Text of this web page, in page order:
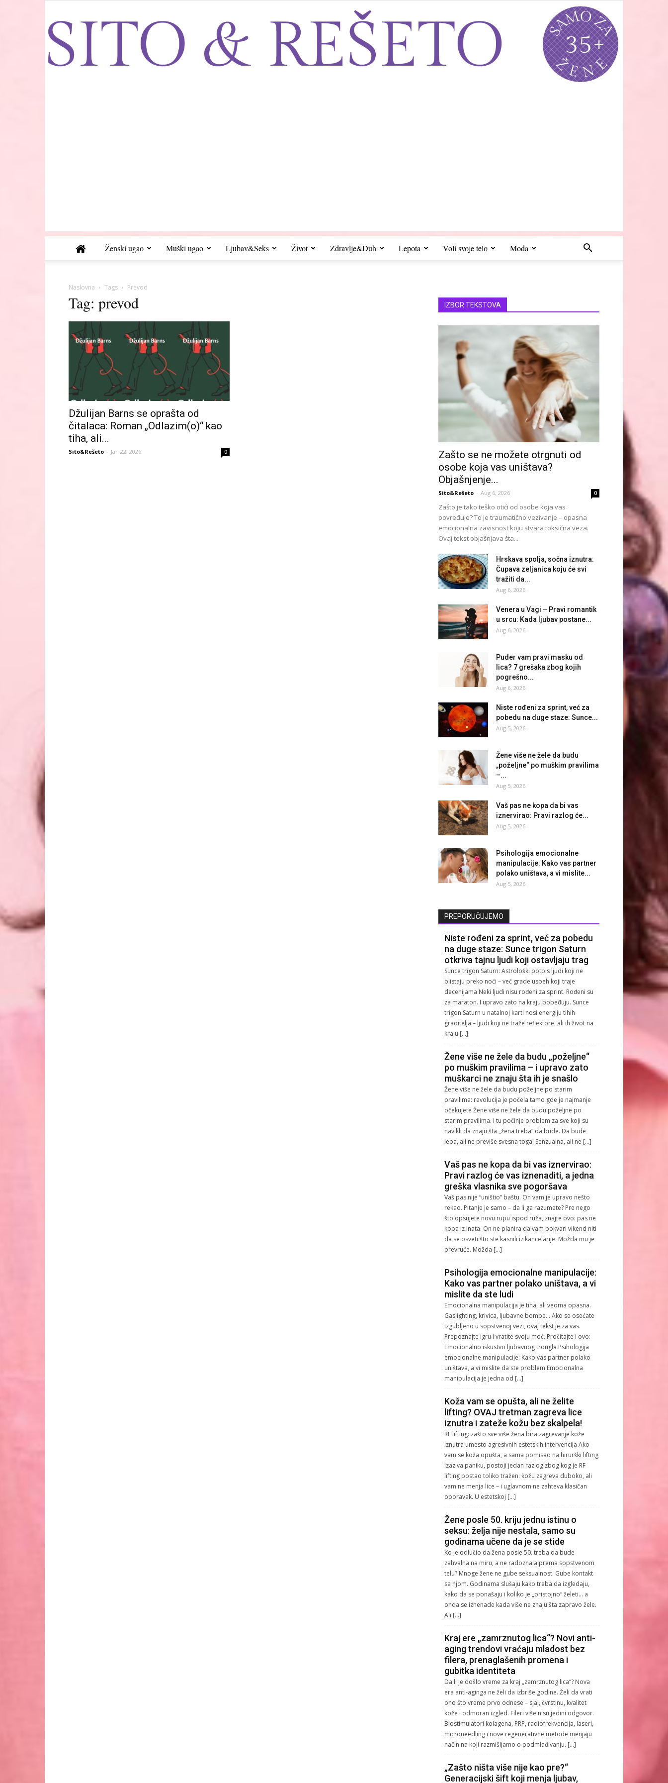
Ženski ugao Muški ugao Ljubav&Seks Život Zdravlje&Duh Lepota Voli svoje telo Moda
Naslovna Tags Prevod
Tag: prevod
Džulijan Barns se oprašta od
čitalaca: Roman „Odlazim(o)“ kao
tiha, ali...
Sito&Rešeto - Jan 22, 2026 0
IZBOR TEKSTOVA
Zašto se ne možete otrgnuti od
osobe koja vas uništava?
Objašnjenje...
Sito&Rešeto - Aug 6, 2026 0
Zašto je tako teško otići od osobe koja vas
povređuje? To je traumatično vezivanje – opasna
emocionalna zavisnost koju stvara toksična veza.
Ovaj tekst objašnjava šta...
Hrskava spolja, sočna iznutra:
Čupava zeljanica koju će svi
tražiti da...
Aug 6, 2026
Venera u Vagi – Pravi romantik
u srcu: Kada ljubav postane...
Aug 6, 2026
Puder vam pravi masku od
lica? 7 grešaka zbog kojih
pogrešno...
Aug 6, 2026
Niste rođeni za sprint, već za
pobedu na duge staze: Sunce...
Aug 5, 2026
Žene više ne žele da budu
„poželjne“ po muškim pravilima
–...
Aug 5, 2026
Vaš pas ne kopa da bi vas
iznervirao: Pravi razlog će...
Aug 5, 2026
Psihologija emocionalne
manipulacije: Kako vas partner
polako uništava, a vi mislite...
Aug 5, 2026
PREPORUČUJEMO
Niste rođeni za sprint, već za pobedu
na duge staze: Sunce trigon Saturn
otkriva tajnu ljudi koji ostavljaju trag
Sunce trigon Saturn: Astrološki potpis ljudi koji ne
blistaju preko noći – već grade uspeh koji traje
decenijama Neki ljudi nisu rođeni za sprint. Rođeni su
za maraton. I upravo zato na kraju pobeđuju. Sunce
trigon Saturn u natalnoj karti nosi energiju tihih
graditelja – ljudi koji ne traže reflektore, ali ih život na
kraju […]
Žene više ne žele da budu „poželjne“
po muškim pravilima – i upravo zato
muškarci ne znaju šta ih je snašlo
Žene više ne žele da budu poželjne po starim
pravilima: revolucija je počela tamo gde je najmanje
očekujete Žene više ne žele da budu poželjne po
starim pravilima. I tu počinje problem za sve koji su
navikli da znaju šta „žena treba“ da bude. Da bude
lepa, ali ne previše svesna toga. Senzualna, ali ne […]
Vaš pas ne kopa da bi vas iznervirao:
Pravi razlog će vas iznenaditi, a jedna
greška vlasnika sve pogoršava
Vaš pas nije “uništio” baštu. On vam je upravo nešto
rekao. Pitanje je samo – da li ga razumete? Pre nego
što opsujete novu rupu ispod ruža, znajte ovo: pas ne
kopa iz inata. On ne planira da vam pokvari vikend niti
da se osveti što ste kasnili iz kancelarije. Možda mu je
prevruće. Možda […]
Psihologija emocionalne manipulacije:
Kako vas partner polako uništava, a vi
mislite da ste ludi
Emocionalna manipulacija je tiha, ali veoma opasna.
Gaslighting, krivica, ljubavne bombe… Ako se osećate
izgubljeno u sopstvenoj vezi, ovaj tekst je za vas.
Prepoznajte igru i vratite svoju moć. Pročitajte i ovo:
Emocionalno iskustvo ljubavnog trougla Psihologija
emocionalne manipulacije: Kako vas partner polako
uništava, a vi mislite da ste problem Emocionalna
manipulacija je jedna od […]
Koža vam se opušta, ali ne želite
lifting? OVAJ tretman zagreva lice
iznutra i zateže kožu bez skalpela!
RF lifting: zašto sve više žena bira zagrevanje kože
iznutra umesto agresivnih estetskih intervencija Ako
vam se koža opušta, a sama pomisao na hirurški lifting
izaziva paniku, postoji jedan razlog zbog kog je RF
lifting postao toliko tražen: kožu zagreva duboko, ali
vam ne menja lice – i uglavnom ne zahteva klasičan
oporavak. U estetskoj […]
Žene posle 50. kriju jednu istinu o
seksu: želja nije nestala, samo su
godinama učene da je se stide
Ko je odlučio da žena posle 50. treba da bude
zahvalna na miru, a ne radoznala prema sopstvenom
telu? Mnoge žene ne gube seksualnost. Gube kontakt
sa njom. Godinama slušaju kako treba da izgledaju,
kako da se ponašaju i koliko je „pristojno“ želeti… a
onda se iznenade kada više ne znaju šta zapravo žele.
Ali […]
Kraj ere „zamrznutog lica“? Novi anti-
aging trendovi vraćaju mladost bez
filera, prenaglašenih promena i
gubitka identiteta
Da li je došlo vreme za kraj „zamrznutog lica“? Nova
era anti-aginga ne želi da izbriše godine. Želi da vrati
ono što vreme prvo odnese – sjaj, čvrstinu, kvalitet
kože i odmoran izgled. Fileri više nisu jedini odgovor.
Biostimulatori kolagena, PRP, radiofrekvencija, laseri,
microneedling i nove regenerativne metode menjaju
način na koji razmišljamo o podmlađivanju. […]
„Zašto ništa više nije kao pre?“
Generacijski šift koji menja ljubav,